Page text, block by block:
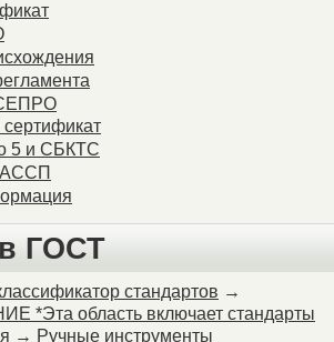
5 и СБКТС
ГОСТ
стандартов →
область включает стандарты
→ Ручные инструменты